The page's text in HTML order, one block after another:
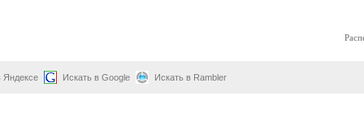
Яндексе Искать в Google Искать в Rambler